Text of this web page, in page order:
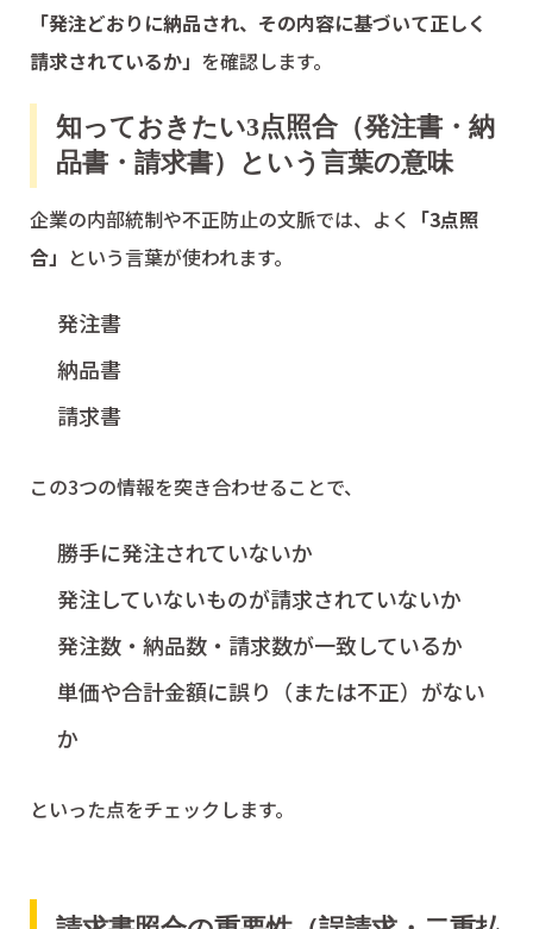
「発注どおりに納品され、その内容に基づいて正しく
請求されているか」 を確認します。
知っておきたい3点照合（発注書・納
品書・請求書）という言葉の意味
企業の内部統制や不正防止の文脈では、よく 「3点照
合」 という言葉が使われます。
発注書
納品書
請求書
この3つの情報を突き合わせることで、
勝手に発注されていないか
発注していないものが請求されていないか
発注数・納品数・請求数が一致しているか
単価や合計金額に誤り（または不正）がない
か
といった点をチェックします。